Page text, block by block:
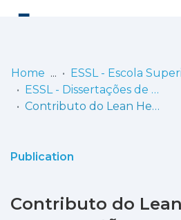
Communities
Home
ESSL - Dissertações de Mestrado
Contributo do Lean Healthcare para a gestão em saúde: aplicação na área de logística e stock
Publication
Contributo do